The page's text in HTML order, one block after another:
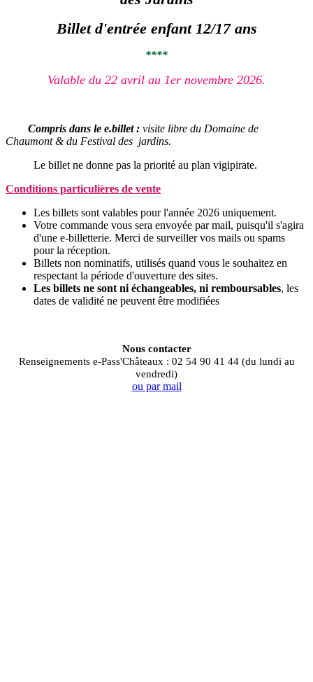
Billet d'entrée enfant 12/17 ans
****
Valable du 22 avril au 1er novembre 2026.
Compris dans le e.billet : visite libre du Domaine de
Chaumont & du Festival des jardins.
Le billet ne donne pas la priorité au plan vigipirate.
Conditions particulières de vente
Les billets sont valables pour l'année 2026 uniquement.
Votre commande vous sera envoyée par mail, puisqu'il s'agira
d'une e-billetterie. Merci de surveiller vos mails ou spams
pour la réception.
Billets non nominatifs, utilisés quand vous le souhaitez en
respectant la période d'ouverture des sites.
Les billets ne sont ni échangeables, ni remboursables, les
dates de validité ne peuvent être modifiées
Nous contacter
Renseignements e-Pass'Châteaux : 02 54 90 41 44 (du lundi au
vendredi)
ou par mail